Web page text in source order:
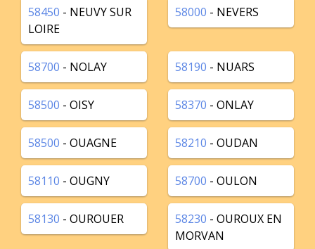
58450 - NEUVY SUR
LOIRE
58000 - NEVERS
58700 - NOLAY 58190 - NUARS
58500 - OISY 58370 - ONLAY
58500 - OUAGNE 58210 - OUDAN
58110 - OUGNY 58700 - OULON
58130 - OUROUER 58230 - OUROUX EN
MORVAN